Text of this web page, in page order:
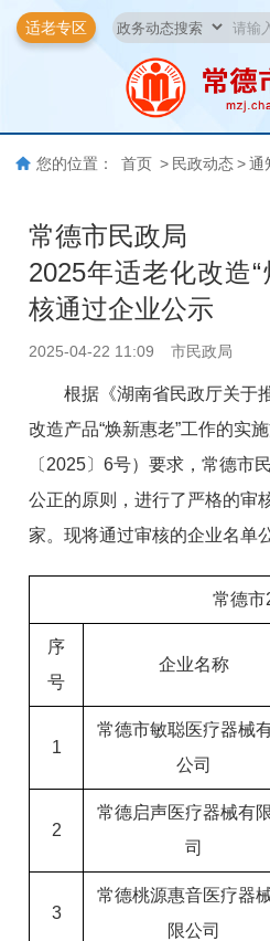
适老专区
您的位置： 首页 > 民政动态 > 通
常德市民政局
2025年适老化改造
核通过企业公示
2025-04-22 11:09 市民政局
根据《湖南省民政厅关于
改造产品“焕新惠老”工作的实
〔2025〕6号）要求，常德市
公正的原则，进行了严格的审
家。现将通过审核的企业名单
常德市
序
号
企业名称
1
常德市敏聪医疗器械
公司
2
常德启声医疗器械有
司
3
常德桃源惠音医疗器
限公司